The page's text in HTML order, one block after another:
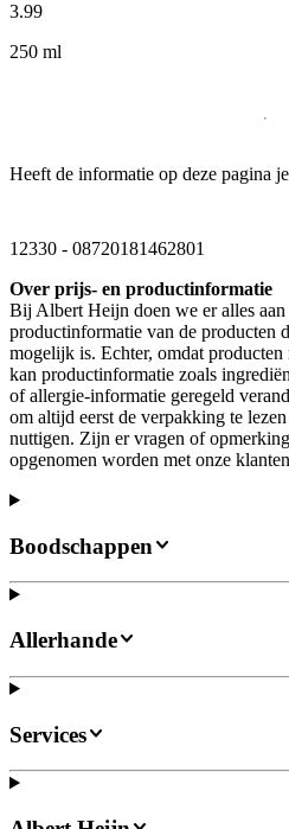
3.99
250 ml
Heeft de informatie op deze pagina
12330 - 08720181462801
Over prijs- en productinformatie
Bij Albert Heijn doen we er alles
productinformatie van de producten
mogelijk is. Echter, omdat
kan productinformatie zoals
of allergie-informatie geregeld
om altijd eerst de verpakking te
nuttigen. Zijn er vragen of
opgenomen worden met onze
Boodschappen
Allerhande
Services